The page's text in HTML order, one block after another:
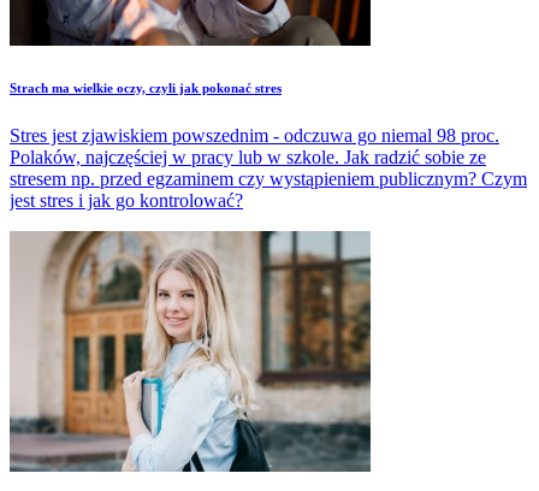
Strach ma wielkie oczy, czyli jak pokonać stres
Stres jest zjawiskiem powszednim - odczuwa go niemal 98 proc.
Polaków, najczęściej w pracy lub w szkole. Jak radzić sobie ze
stresem np. przed egzaminem czy wystąpieniem publicznym? Czym
jest stres i jak go kontrolować?